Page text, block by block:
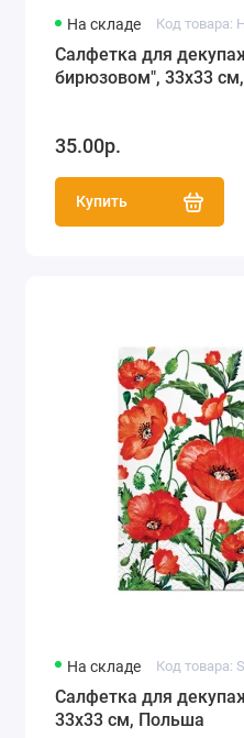
На складе Код товара:
Салфетка для
бирюзовом", 33х33
35.00р.
Купить
На складе Код товара:
Салфетка для
33х33 см, Польша